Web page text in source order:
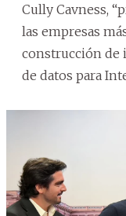
Cully Cavness,
las empresas
construcción de
de datos para